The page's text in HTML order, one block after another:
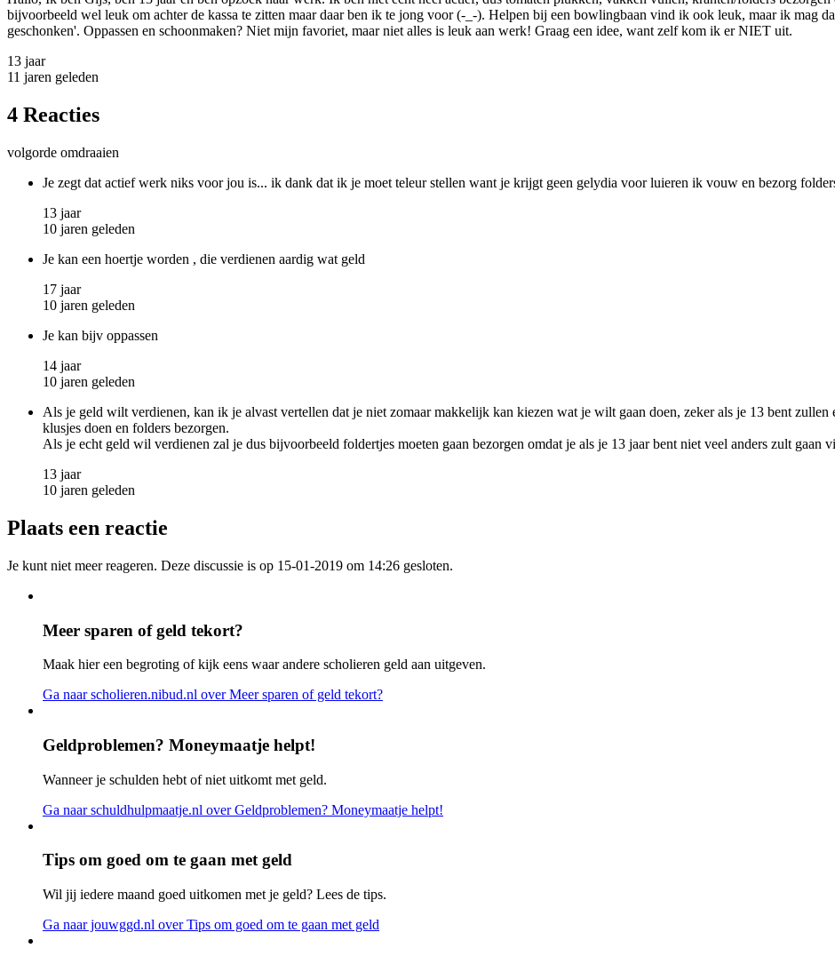
bijvoorbeeld wel leuk om achter de kassa te zitten maar daar ben ik te jong voor (-_-). Helpen bij een bowlingbaan vind ik ook leuk, maar ik mag
geschonken'. Oppassen en schoonmaken? Niet mijn favoriet, maar niet alles is leuk aan werk! Graag een idee, want zelf kom ik er NIET uit.
13 jaar
11 jaren geleden
4 Reacties
volgorde omdraaien
Je zegt dat actief werk niks voor jou is... ik dank dat ik je moet teleur stellen want je krijgt geen gelydia voor luieren ik vouw en bezorg
13 jaar
10 jaren geleden
Je kan een hoertje worden , die verdienen aardig wat geld
17 jaar
10 jaren geleden
Je kan bijv oppassen
14 jaar
10 jaren geleden
Als je geld wilt verdienen, kan ik je alvast vertellen dat je niet zomaar makkelijk kan kiezen wat je wilt gaan doen, zeker als je 13 bent zullen
klusjes doen en folders bezorgen.
Als je echt geld wil verdienen zal je dus bijvoorbeeld foldertjes moeten gaan bezorgen omdat je als je 13 jaar bent niet veel anders zult gaan
13 jaar
10 jaren geleden
Plaats een reactie
Je kunt niet meer reageren. Deze discussie is op 15-01-2019 om 14:26 gesloten.
Meer sparen of geld tekort?
Maak hier een begroting of kijk eens waar andere scholieren geld aan uitgeven.
Ga naar scholieren.nibud.nl over Meer sparen of geld tekort?
Geldproblemen? Moneymaatje helpt!
Wanneer je schulden hebt of niet uitkomt met geld.
Ga naar schuldhulpmaatje.nl over Geldproblemen? Moneymaatje helpt!
Tips om goed om te gaan met geld
Wil jij iedere maand goed uitkomen met je geld? Lees de tips.
Ga naar jouwggd.nl over Tips om goed om te gaan met geld